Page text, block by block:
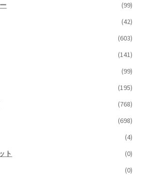
(99)
(42)
(603)
(141)
(99)
(195)
(768)
(698)
(4)
ト
(0)
(0)